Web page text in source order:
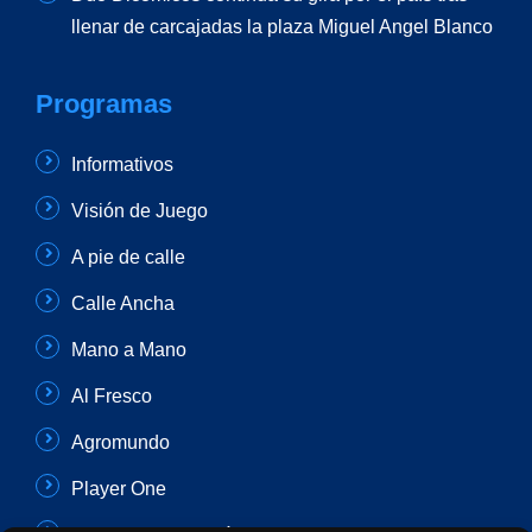
llenar de carcajadas la plaza Miguel Angel Blanco
Programas
Informativos
Visión de Juego
A pie de calle
Calle Ancha
Mano a Mano
Al Fresco
Agromundo
Player One